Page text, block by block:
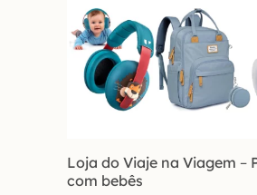
Loja do Viaje na Viagem –
com bebês